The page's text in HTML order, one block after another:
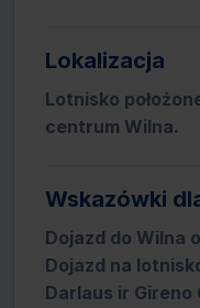
Lokalizacja
Lotnisko
centrum Wilna.
Wskazówki
Dojazd do Wilna
Dojazd na
Darlaus ir Gireno